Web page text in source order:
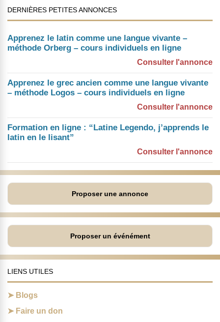
DERNIÈRES PETITES ANNONCES
Apprenez le latin comme une langue vivante –
méthode Orberg – cours individuels en ligne
Consulter l'annonce
Apprenez le grec ancien comme une langue vivante
– méthode Logos – cours individuels en ligne
Consulter l'annonce
Formation en ligne : “Latine Legendo, j’apprends le
latin en le lisant”
Consulter l'annonce
Proposer une annonce
Proposer un événément
LIENS UTILES
Blogs
Faire un don